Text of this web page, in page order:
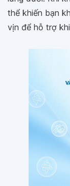
thể khiến bạn
vịn để hỗ trợ